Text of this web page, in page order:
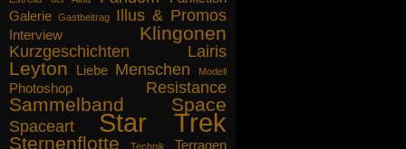
gez. Captain Lairis Ilana
Galerie Gastbeitrag Illus & Promos
Interview Klingonen
Kurzgeschichten Lairis
Leyton Liebe Menschen Modell
Photoshop Resistance
Sammelband Space
Spaceart Star Trek
Sternenflotte Technik Terragen